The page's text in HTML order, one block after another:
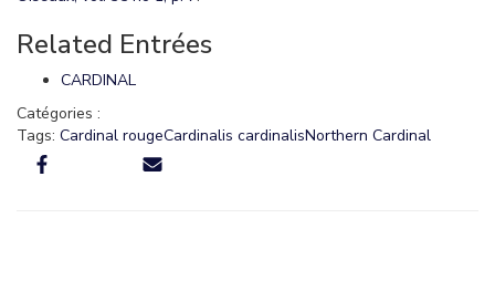
Related Entrées
CARDINAL
Catégories :
Tags: Cardinal rougeCardinalis cardinalisNorthern Cardinal